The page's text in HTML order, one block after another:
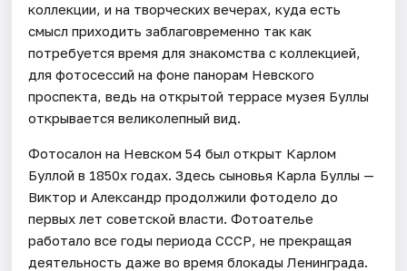
коллекции, и на творческих вечерах, куда есть
смысл приходить заблаговременно так как
потребуется время для знакомства с коллекцией,
для фотосессий на фоне панорам Невского
проспекта, ведь на открытой террасе музея Буллы
открывается великолепный вид.
Фотосалон на Невском 54 был открыт Карлом
Буллой в 1850х годах. Здесь сыновья Карла Буллы —
Виктор и Александр продолжили фотодело до
первых лет советской власти. Фотоателье
работало все годы периода СССР, не прекращая
деятельность даже во время блокады Ленинграда.